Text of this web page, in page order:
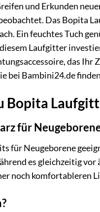
und Erkunden
Das Bopita
Ein feuchtes Tuch
Laufgitter
das Ihr
bei Bambini24.de
Bopita
für
für Neugeborene
es gleichzeitig
noch komfortableren